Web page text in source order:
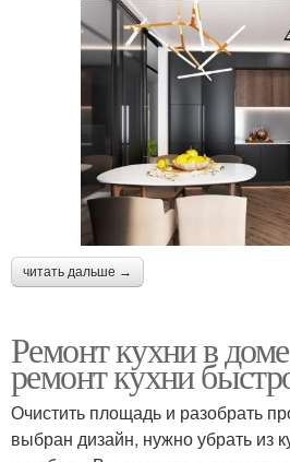
читать дальше →
Ремонт кухни в
ремонт кухни
Очистить площадь и разобрать
выбран дизайн, нужно убрать из